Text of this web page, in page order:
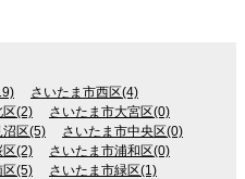
さいたま市西区(4)
区(2)
さいたま市大宮区(0)
沼区(5)
さいたま市中央区(0)
区(2)
さいたま市浦和区(0)
区(5)
さいたま市緑区(1)